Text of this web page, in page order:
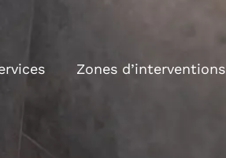
Zones d’interventions